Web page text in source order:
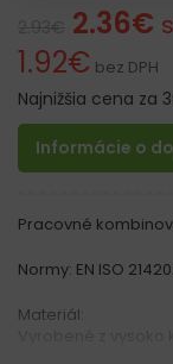
2.36€
1.92€ bez DPH
Najnižšia cena za
Informácie o
Pracovné
Normy: EN ISO
Materiál: